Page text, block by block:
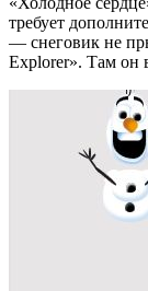
требует
— снеговик не
Explorer». Там он